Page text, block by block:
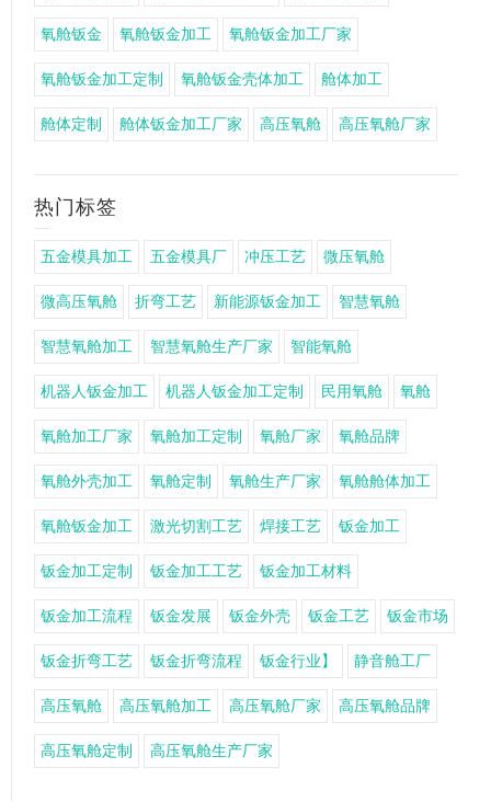
氧舱钣金 氧舱钣金加工 氧舱钣金加工厂家
氧舱钣金加工定制 氧舱钣金壳体加工 舱体加工
舱体定制 舱体钣金加工厂家 高压氧舱 高压氧舱厂家
热门标签
五金模具加工 五金模具厂 冲压工艺 微压氧舱
微高压氧舱 折弯工艺 新能源钣金加工 智慧氧舱
智慧氧舱加工 智慧氧舱生产厂家 智能氧舱
机器人钣金加工 机器人钣金加工定制 民用氧舱 氧舱
氧舱加工厂家 氧舱加工定制 氧舱厂家 氧舱品牌
氧舱外壳加工 氧舱定制 氧舱生产厂家 氧舱舱体加工
氧舱钣金加工 激光切割工艺 焊接工艺 钣金加工
钣金加工定制 钣金加工工艺 钣金加工材料
钣金加工流程 钣金发展 钣金外壳 钣金工艺 钣金市场
钣金折弯工艺 钣金折弯流程 钣金行业】 静音舱工厂
高压氧舱 高压氧舱加工 高压氧舱厂家 高压氧舱品牌
高压氧舱定制 高压氧舱生产厂家